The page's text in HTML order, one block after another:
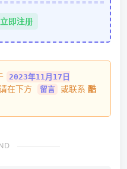
立即注册
2023年11月17日
在下方 留言 或联系 酷